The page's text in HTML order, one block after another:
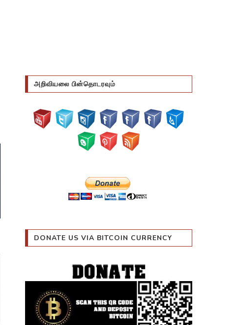
அறிவியலை பின்தொடரவும்
DONATE US VIA BITCOIN CURRENCY